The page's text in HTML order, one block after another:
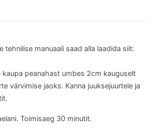
manuaali saad alla laadida siit:
peanahast umbes 2cm kauguselt
värvimise jaoks. Kanna juuksejuurtele ja
Toimisaeg 30 minutit.